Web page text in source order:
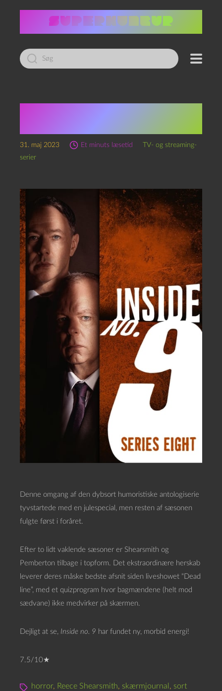
Led
efter:
31. maj 2023 Et minuts læsetid
TV- og streaming-
serier
Denne omgang af den dybsort humoristiske antologiserie
tyvstartede med en julespecial, men resten af sæsonen
fulgte først i foråret.
Efter to lidt vaklende sæsoner er Shearsmith og
Pemberton tilbage i topform. Det ekstraordinære herskab
leverer deres måske bedste afsnit siden liveshowet “Dead
line”, med et quizprogram hvor bagmændene (helt mod
sædvane) ikke medvirker på skærmen.
Dejligt at se, Inside no. 9 har fundet ny, morbid energi!
7.5/10★
horror, Reece Shearsmith, skærmjournal , sort